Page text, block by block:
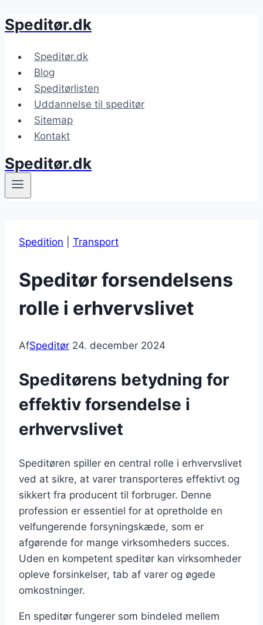
Fortsæt
indhold
Speditør.dk
Speditør.dk
Blog
Speditørlisten
Uddannelse til speditør
Sitemap
Kontakt
Speditør.dk
Spedition Transport
Speditør forsendelsens
rolle i erhvervslivet
AfSpeditør 24. december 2024
Speditørens betydning for
effektiv forsendelse i
erhvervslivet
Speditøren spiller en central rolle i erhvervslivet
ved at sikre, at varer transporteres effektivt og
sikkert fra producent til forbruger. Denne
profession er essentiel for at opretholde en
velfungerende forsyningskæde, som er
afgørende for mange virksomheders succes.
Uden en kompetent speditør kan virksomheder
opleve forsinkelser, tab af varer og øgede
omkostninger.
En speditør fungerer som bindeled mellem